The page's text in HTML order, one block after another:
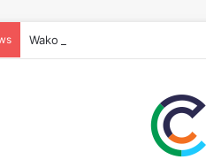
Wako Pekanbaru Lantik Sekda